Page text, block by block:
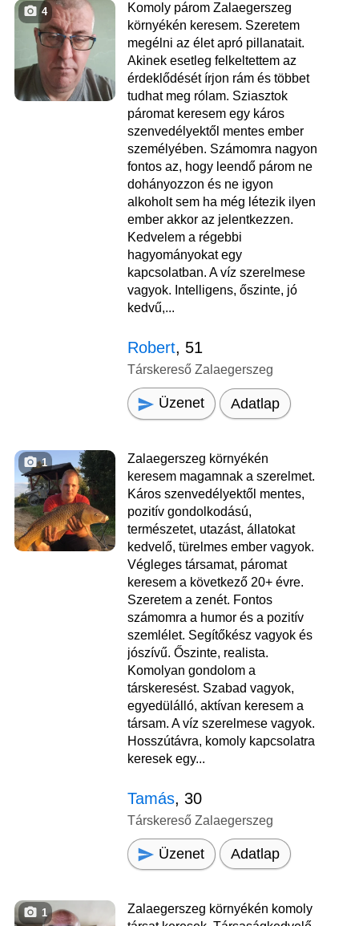
4
Komoly párom Zalaegerszeg
környékén keresem. Szeretem
megélni az élet apró pillanatait.
Akinek esetleg felkeltettem az
érdeklődését írjon rám és többet
tudhat meg rólam. Sziasztok
páromat keresem egy káros
szenvedélyektől mentes ember
személyében. Számomra nagyon
fontos az, hogy leendő párom ne
dohányozzon és ne igyon
alkoholt sem ha még létezik ilyen
ember akkor az jelentkezzen.
Kedvelem a régebbi
hagyományokat egy
kapcsolatban. A víz szerelmese
vagyok. Intelligens, őszinte, jó
kedvű,...
Robert, 51
Társkereső Zalaegerszeg
Üzenet Adatlap
1
Zalaegerszeg környékén
keresem magamnak a szerelmet.
Káros szenvedélyektől mentes,
pozitív gondolkodású,
természetet, utazást, állatokat
kedvelő, türelmes ember vagyok.
Végleges társamat, páromat
keresem a következő 20+ évre.
Szeretem a zenét. Fontos
számomra a humor és a pozitív
szemlélet. Segítőkész vagyok és
jószívű. Őszinte, realista.
Komolyan gondolom a
társkeresést. Szabad vagyok,
egyedülálló, aktívan keresem a
társam. A víz szerelmese vagyok.
Hosszútávra, komoly kapcsolatra
keresek egy...
Tamás, 30
Társkereső Zalaegerszeg
Üzenet Adatlap
1
Zalaegerszeg környékén komoly